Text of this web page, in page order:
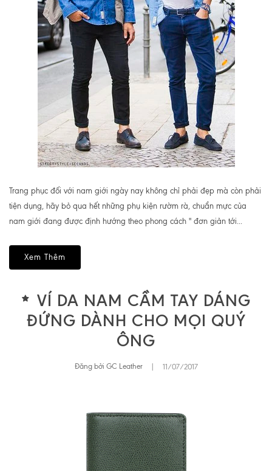
Trang phục đối với nam giới ngày nay không chỉ phải đẹp mà còn phải
tiện dụng, hãy bỏ qua hết những phụ kiện rườm rà, chuẩn mực của
nam giới đang được định hướng theo phong cách " đơn giản tới...
Xem Thêm
VÍ DA NAM CẦM TAY DÁNG
ĐỨNG DÀNH CHO MỌI QUÝ
ÔNG
Đăng bởi GC Leather 11/07/2017